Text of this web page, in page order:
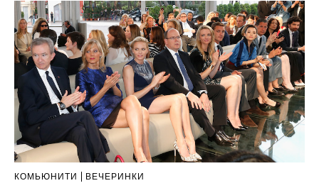
КОМЬЮНИТИ ВЕЧЕРИНКИ